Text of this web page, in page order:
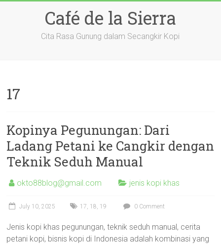
Café de la Sierra
Cita Rasa Gunung dalam Secangkir Kopi
17
Kopinya Pegunungan: Dari
Ladang Petani ke Cangkir dengan
Teknik Seduh Manual
okto88blog@gmail.com jenis kopi khas
July 10, 2025 17, 18, 19 0 Comment
Jenis kopi khas pegunungan, teknik seduh manual, cerita
petani kopi, bisnis kopi di Indonesia adalah kombinasi yang